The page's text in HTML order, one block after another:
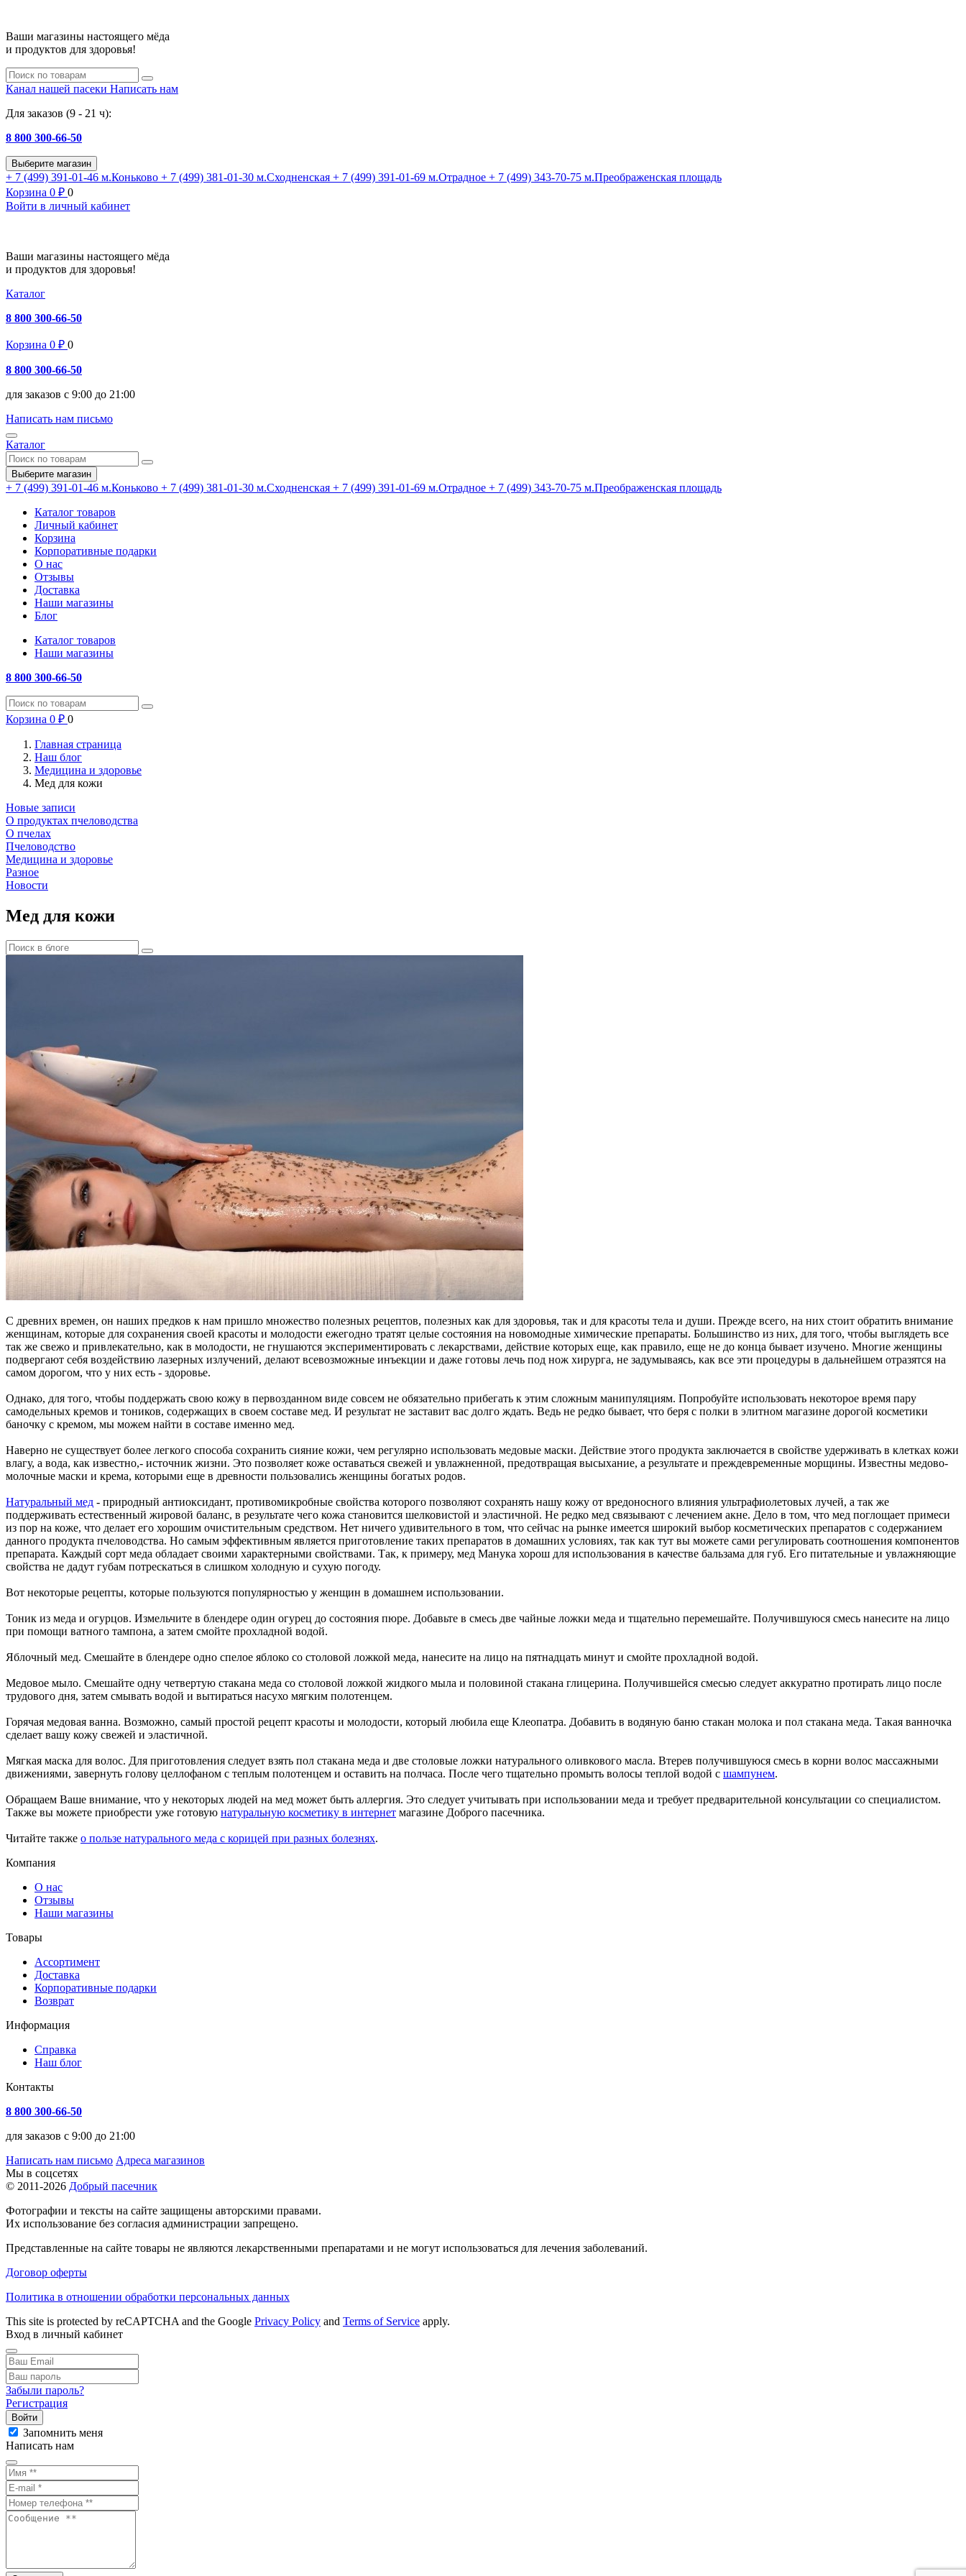
Ваши магазины настоящего мёда
и продуктов для здоровья!
Канал нашей пасеки Написать нам
Для заказов (9 - 21 ч):
8 800 300-66-50
Выберите магазин
+ 7 (499) 391-01-46 м.Коньково + 7 (499) 381-01-30 м.Сходненская + 7 (499) 391-01-69 м.Отрадное + 7 (499) 343-70-75 м.Преображенская площадь
Корзина 0 ₽ 0
Войти в личный кабинет
Ваши магазины настоящего мёда
и продуктов для здоровья!
Каталог
8 800 300-66-50
Корзина 0 ₽ 0
8 800 300-66-50
для заказов с 9:00 до 21:00
Написать нам письмо
Каталог
Выберите магазин
+ 7 (499) 391-01-46 м.Коньково + 7 (499) 381-01-30 м.Сходненская + 7 (499) 391-01-69 м.Отрадное + 7 (499) 343-70-75 м.Преображенская площадь
Каталог товаров
Личный кабинет
Корзина
Корпоративные подарки
О нас
Отзывы
Доставка
Наши магазины
Блог
Каталог товаров
Наши магазины
8 800 300-66-50
Корзина 0 ₽ 0
Главная страница
Наш блог
Медицина и здоровье
Мед для кожи
Новые записи
О продуктах пчеловодства
О пчелах
Пчеловодство
Медицина и здоровье
Разное
Новости
Мед для кожи
С древних времен, он наших предков к нам пришло множество полезных рецептов, полезных как для здоровья, так и для красоты тела и души. Прежде всего, на них стоит обратить внимание
женщинам, которые для сохранения своей красоты и молодости ежегодно тратят целые состояния на новомодные химические препараты. Большинство из них, для того, чтобы выглядеть все
так же свежо и привлекательно, как в молодости, не гнушаются экспериментировать с лекарствами, действие которых еще, как правило, еще не до конца бывает изучено. Многие женщины
подвергают себя воздействию лазерных излучений, делают всевозможные инъекции и даже готовы лечь под нож хирурга, не задумываясь, как все эти процедуры в дальнейшем отразятся на
самом дорогом, что у них есть - здоровье.
Однако, для того, чтобы поддержать свою кожу в первозданном виде совсем не обязательно прибегать к этим сложным манипуляциям. Попробуйте использовать некоторое время пару
самодельных кремов и тоников, содержащих в своем составе мед. И результат не заставит вас долго ждать. Ведь не редко бывает, что беря с полки в элитном магазине дорогой косметики
баночку с кремом, мы можем найти в составе именно мед.
Наверно не существует более легкого способа сохранить сияние кожи, чем регулярно использовать медовые маски. Действие этого продукта заключается в свойстве удерживать в клетках кожи
влагу, а вода, как известно,- источник жизни. Это позволяет коже оставаться свежей и увлажненной, предотвращая высыхание, а результате и преждевременные морщины. Известны медово-
молочные маски и крема, которыми еще в древности пользовались женщины богатых родов.
Натуральный мед - природный антиоксидант, противомикробные свойства которого позволяют сохранять нашу кожу от вредоносного влияния ультрафиолетовых лучей, а так же
поддерживать естественный жировой баланс, в результате чего кожа становится шелковистой и эластичной. Не редко мед связывают с лечением акне. Дело в том, что мед поглощает примеси
из пор на коже, что делает его хорошим очистительным средством. Нет ничего удивительного в том, что сейчас на рынке имеется широкий выбор косметических препаратов с содержанием
данного продукта пчеловодства. Но самым эффективным является приготовление таких препаратов в домашних условиях, так как тут вы можете сами регулировать соотношения компонентов
препарата. Каждый сорт меда обладает своими характерными свойствами. Так, к примеру, мед Манука хорош для использования в качестве бальзама для губ. Его питательные и увлажняющие
свойства не дадут губам потрескаться в слишком холодную и сухую погоду.
Вот некоторые рецепты, которые пользуются популярностью у женщин в домашнем использовании.
Тоник из меда и огурцов. Измельчите в блендере один огурец до состояния пюре. Добавьте в смесь две чайные ложки меда и тщательно перемешайте. Получившуюся смесь нанесите на лицо
при помощи ватного тампона, а затем смойте прохладной водой.
Яблочный мед. Смешайте в блендере одно спелое яблоко со столовой ложкой меда, нанесите на лицо на пятнадцать минут и смойте прохладной водой.
Медовое мыло. Смешайте одну четвертую стакана меда со столовой ложкой жидкого мыла и половиной стакана глицерина. Получившейся смесью следует аккуратно протирать лицо после
трудового дня, затем смывать водой и вытираться насухо мягким полотенцем.
Горячая медовая ванна. Возможно, самый простой рецепт красоты и молодости, который любила еще Клеопатра. Добавить в водяную баню стакан молока и пол стакана меда. Такая ванночка
сделает вашу кожу свежей и эластичной.
Мягкая маска для волос. Для приготовления следует взять пол стакана меда и две столовые ложки натурального оливкового масла. Втерев получившуюся смесь в корни волос массажными
движениями, завернуть голову целлофаном с теплым полотенцем и оставить на полчаса. После чего тщательно промыть волосы теплой водой с шампунем.
Обращаем Ваше внимание, что у некоторых людей на мед может быть аллергия. Это следует учитывать при использовании меда и требует предварительной консультации со специалистом.
Также вы можете приобрести уже готовую натуральную косметику в интернет магазине Доброго пасечника.
Читайте также о пользе натурального меда с корицей при разных болезнях.
Компания
О нас
Отзывы
Наши магазины
Товары
Ассортимент
Доставка
Корпоративные подарки
Возврат
Информация
Справка
Наш блог
Контакты
8 800 300-66-50
для заказов с 9:00 до 21:00
Написать нам письмо Адреса магазинов
Мы в соцсетях
© 2011-2026 Добрый пасечник
Фотографии и тексты на сайте защищены авторскими правами.
Их использование без согласия администрации запрещено.
Представленные на сайте товары не являются лекарственными препаратами и не могут использоваться для лечения заболеваний.
Договор оферты
Политика в отношении обработки персональных данных
This site is protected by reCAPTCHA and the Google Privacy Policy and Terms of Service apply.
Вход в личный кабинет
Забыли пароль?
Регистрация
Войти
Запомнить меня
Написать нам